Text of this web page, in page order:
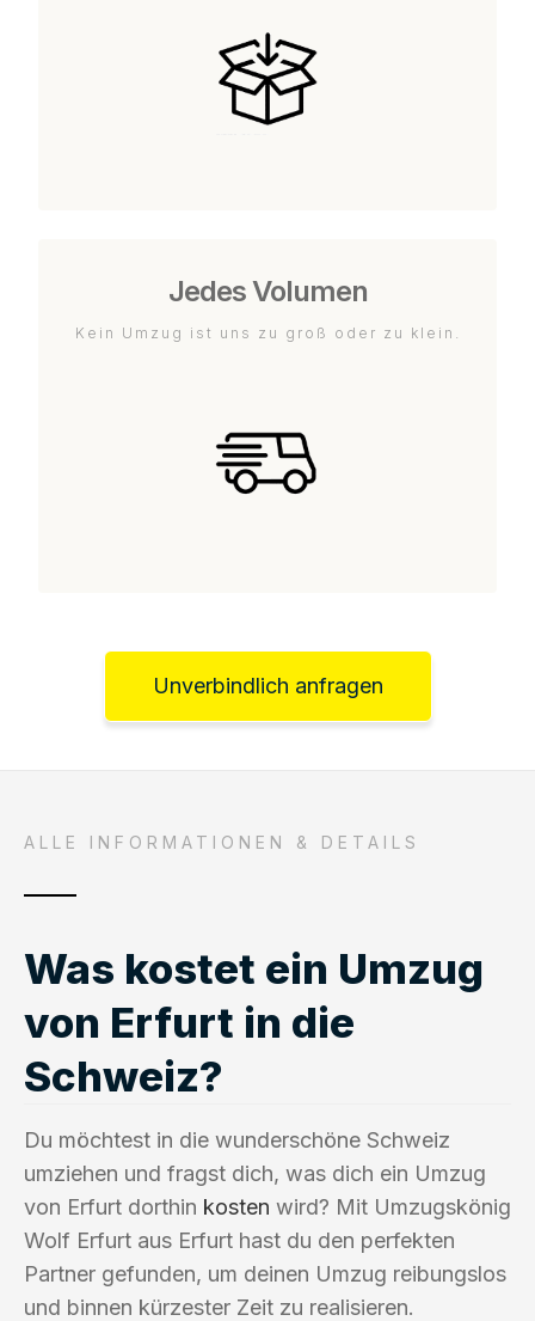
Jedes Volumen
Kein Umzug ist uns zu groß oder zu klein.
Unverbindlich anfragen
ALLE INFORMATIONEN & DETAILS
Was kostet ein Umzug
von Erfurt in die
Schweiz?
Du möchtest in die wunderschöne Schweiz
umziehen und fragst dich, was dich ein Umzug
von Erfurt dorthin kosten wird? Mit Umzugskönig
Wolf Erfurt aus Erfurt hast du den perfekten
Partner gefunden, um deinen Umzug reibungslos
und binnen kürzester Zeit zu realisieren.